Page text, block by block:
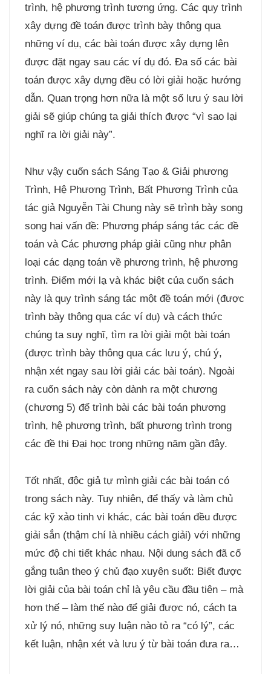
trình, hệ phương trình tương ứng. Các quy trình
xây dựng đề toán được trình bày thông qua
những ví dụ, các bài toán được xây dựng lên
được đặt ngay sau các ví dụ đó. Đa số các bài
toán được xây dựng đều có lời giải hoặc hướng
dẫn. Quan trọng hơn nữa là một số lưu ý sau lời
giải sẽ giúp chúng ta giải thích được “vì sao lại
nghĩ ra lời giải này”.
Như vậy cuốn sách Sáng Tạo & Giải phương
Trình, Hệ Phương Trình, Bất Phương Trình của
tác giả Nguyễn Tài Chung này sẽ trình bày song
song hai vấn đề: Phương pháp sáng tác các đề
toán và Các phương pháp giải cũng như phân
loại các dạng toán về phương trình, hệ phương
trình. Điểm mới lạ và khác biệt của cuốn sách
này là quy trình sáng tác một đề toán mới (được
trình bày thông qua các ví dụ) và cách thức
chúng ta suy nghĩ, tìm ra lời giải một bài toán
(được trình bày thông qua các lưu ý, chú ý,
nhận xét ngay sau lời giải các bài toán). Ngoài
ra cuốn sách này còn dành ra một chương
(chương 5) để trình bài các bài toán phương
trình, hệ phương trình, bất phương trình trong
các đề thi Đại học trong những năm gần đây.
Tốt nhất, độc giả tự mình giải các bài toán có
trong sách này. Tuy nhiên, để thấy và làm chủ
các kỹ xảo tinh vi khác, các bài toán đều được
giải sẳn (thậm chí là nhiều cách giải) với những
mức độ chi tiết khác nhau. Nội dung sách đã cố
gắng tuân theo ý chủ đạo xuyên suốt: Biết được
lời giải của bài toán chỉ là yêu cầu đầu tiên – mà
hơn thế – làm thế nào để giải được nó, cách ta
xử lý nó, những suy luận nào tỏ ra “có lý”, các
kết luận, nhận xét và lưu ý từ bài toán đưa ra…